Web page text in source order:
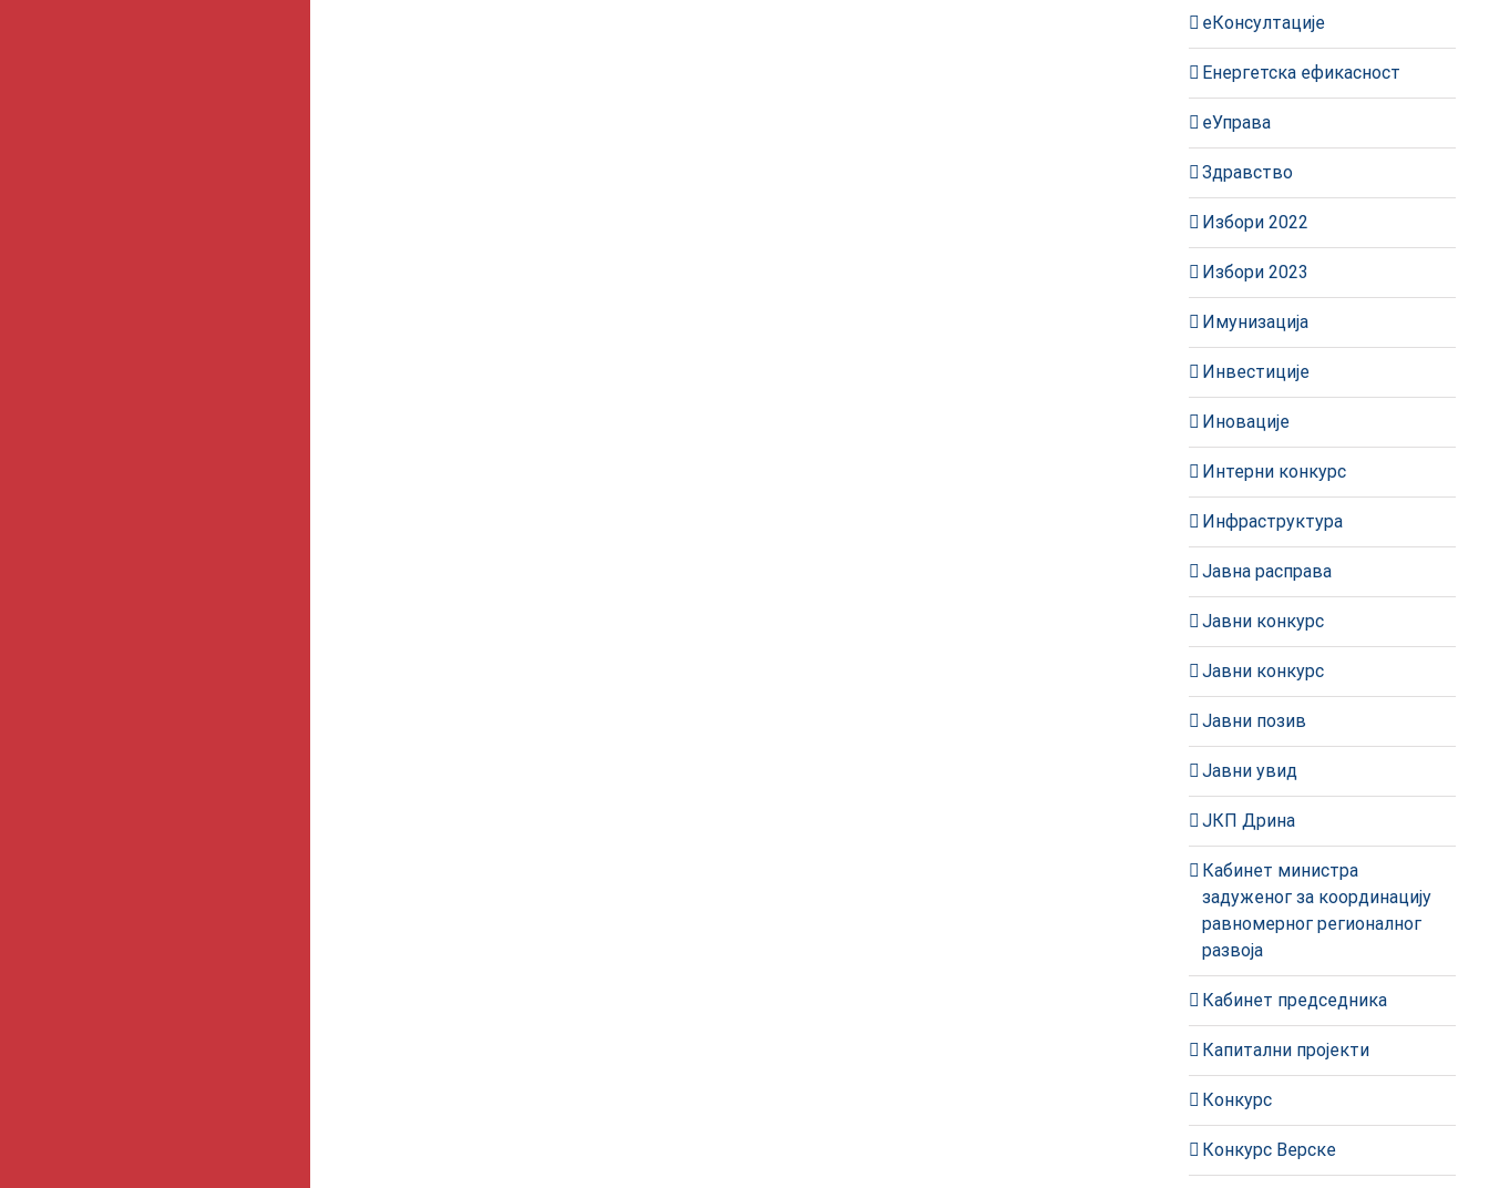
еКонсултације
Енергетска ефикасност
еУправа
Здравство
Избори 2022
Избори 2023
Имунизација
Инвестиције
Иновације
Интерни конкурс
Инфраструктура
Јавна расправа
Јавни конкурс
Јавни конкурс
Јавни позив
Јавни увид
ЈКП Дрина
Кабинет министра
задуженог за координацију
равномерног регионалног
развоја
Кабинет председника
Капитални пројекти
Конкурс
Конкурс Верске